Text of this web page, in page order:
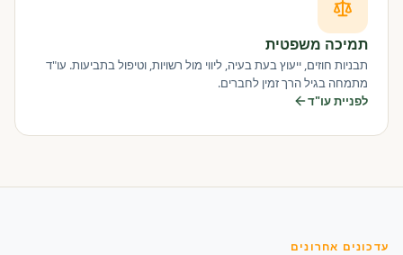
תמיכה משפטית
תבניות חוזים, ייעוץ בעת בעיה, ליווי מול רשויות, וטיפול בתביעות. עו"ד
מתמחה בגיל הרך זמין לחברים.
לפניית עו"ד
עדכונים אחרונים